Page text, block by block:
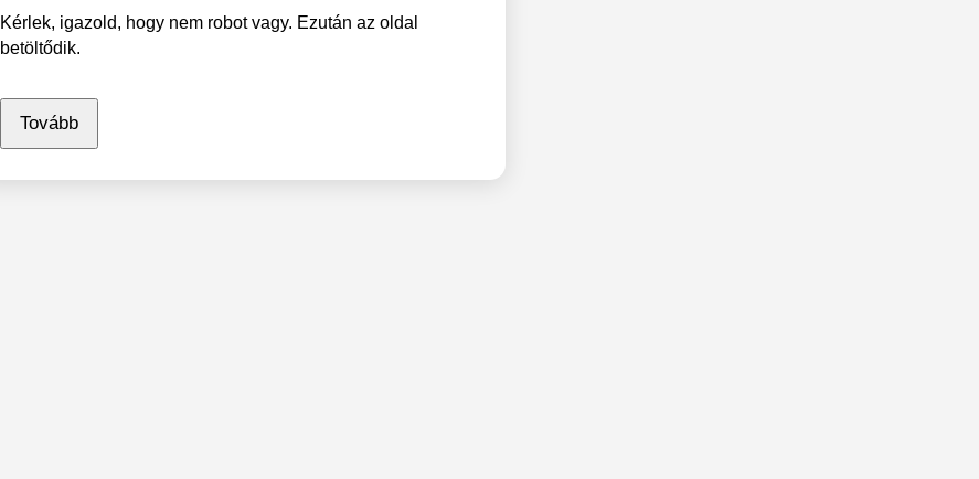
Kérlek, igazold, hogy nem robot vagy. Ezután az oldal
betöltődik.
Tovább